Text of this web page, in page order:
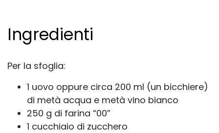
Ingredienti
Per la sfoglia:
1 uovo oppure circa 200 ml (un bicchiere)
di metà acqua e metà vino bianco
250 g di farina “00”
1 cucchiaio di zucchero